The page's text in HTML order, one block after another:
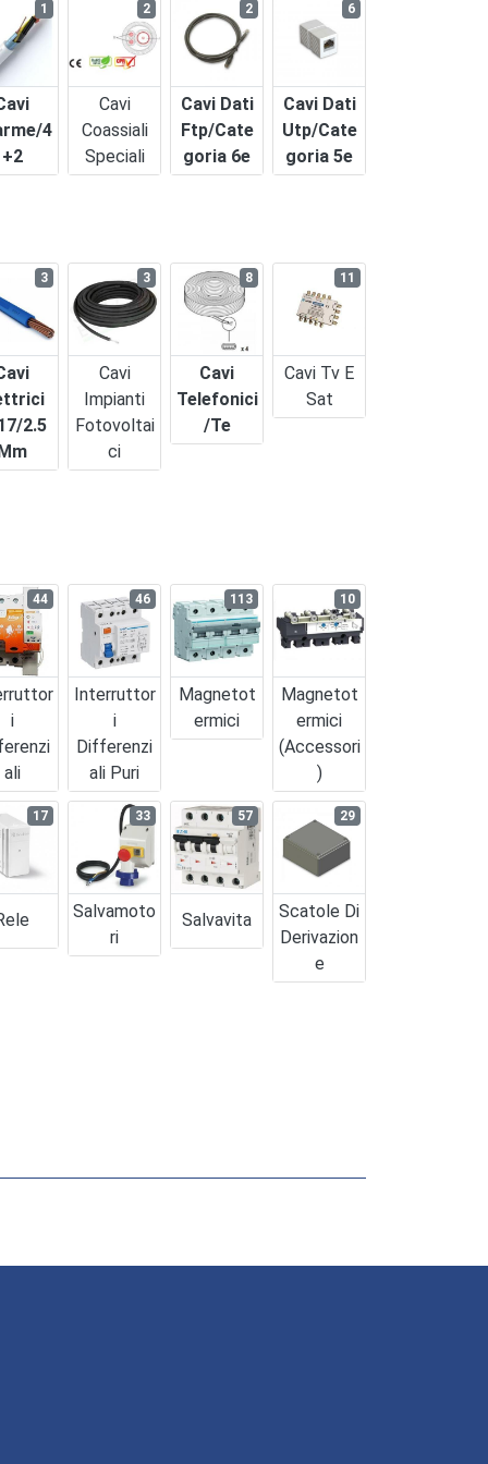
4
+2
1
Cavi
Coassiali
Speciali
2
Cavi Dati
Ftp/cate
Goria 6e
2
Cavi Dati
Utp/cate
Goria 5e
6
2.5
3
Cavi
Impianti
Fotovoltai
Ci
3
Cavi
Telefonici
/te
8
Cavi Tv E
Sat
11
I
Ali
44
Interruttor
I
Differenzi
Ali Puri
46
Magnetot
Ermici
113
Magnetot
Ermici
(accessori
)
10
17
Salvamoto
Ri
33
Salvavita
57
Scatole Di
Derivazion
E
29